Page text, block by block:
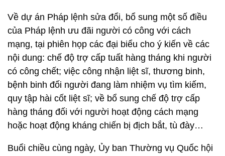
Về dự án Pháp lệnh sửa đổi, bổ sung một số điều
của Pháp lệnh ưu đãi người có công với cách
mạng, tại phiên họp các đại biểu cho ý kiến về các
nội dung: chế độ trợ cấp tuất hàng tháng khi người
có công chết; việc công nhận liệt sĩ, thương binh,
bệnh binh đối người đang làm nhiệm vụ tìm kiếm,
quy tập hài cốt liệt sĩ; về bổ sung chế độ trợ cấp
hàng tháng đối với người hoạt động cách mạng
hoặc hoạt động kháng chiến bị địch bắt, tù đày…
Buổi chiều cùng ngày, Ủy ban Thường vụ Quốc hội